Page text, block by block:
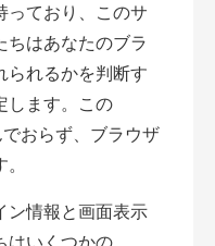
っており、このサ
ちはあなたのブラ
れるかを判断す
します。この
おらず、ブラウザ
ン情報と画面表示
はいくつかの